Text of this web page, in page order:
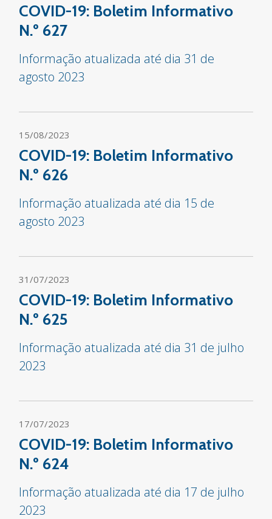
COVID-19: Boletim Informativo
N.º 627
Informação atualizada até dia 31 de
agosto 2023
15/08/2023
COVID-19: Boletim Informativo
N.º 626
Informação atualizada até dia 15 de
agosto 2023
31/07/2023
COVID-19: Boletim Informativo
N.º 625
Informação atualizada até dia 31 de julho
2023
17/07/2023
COVID-19: Boletim Informativo
N.º 624
Informação atualizada até dia 17 de julho
2023